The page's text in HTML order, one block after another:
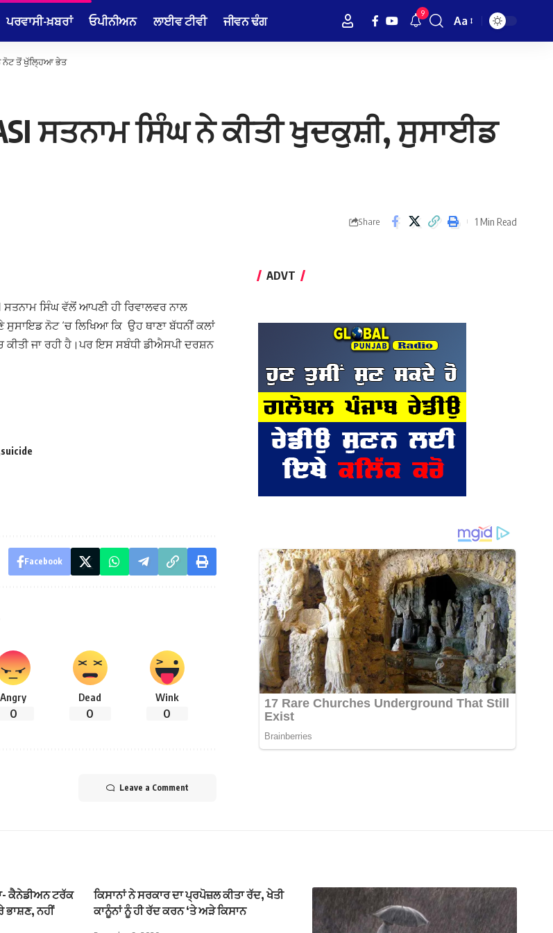
ਪਰਵਾਸੀ-ਖ਼ਬਰਾਂ ਓਪੀਨੀਅਨ ਲਾਈਵ ਟੀਵੀ ਜੀਵਨ ਢੰਗ 9
Font
Aa
ਨੋਟ ਤੋਂ ਖੁੱਲ੍ਹਿਆ ਭੇਤ
ਸਤਨਾਮ ਸਿੰਘ ਨੇ ਕੀਤੀ ਖੁਦਕੁਸ਼ੀ, ਸੁਸਾਈਡ
Share 1 Min Read
ਸਤਨਾਮ ਸਿੰਘ ਵੱਲੋਂ ਆਪਣੀ ਹੀ ਰਿਵਾਲਵਰ ਨਾਲ
ਨੋਟ ‘ਚ ਲਿਖਿਆ ਕਿ ਉਹ ਥਾਣਾ ਬੱਧਨੀਂ ਕਲਾਂ
ਜਾ ਰਹੀ ਹੈ।ਪਰ ਇਸ ਸਬੰਧੀ ਡੀਐਸਪੀ ਦਰਸ਼ਨ
suicide
Facebook
Angry
0
Dead
0
Wink
0
Leave a Comment
ADVT
ਕੈਨੇਡੀਅਨ ਟਰੱਕ
ਨਹੀਂ
ਕਿਸਾਨਾਂ ਨੇ ਸਰਕਾਰ ਦਾ ਪ੍ਰਪੋਜ਼ਲ ਕੀਤਾ ਰੱਦ, ਖੇਤੀ
ਕਾਨੂੰਨਾਂ ਨੂੰ ਹੀ ਰੱਦ ਕਰਨ ‘ਤੇ ਅੜੇ ਕਿਸਾਨ